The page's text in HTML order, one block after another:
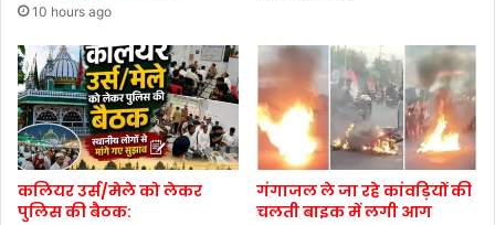
10 hours ago
कलियर उर्स/मेले को लेकर
पुलिस की बैठक:
गंगाजल ले जा रहे कांवड़ियों की
चलती बाइक में लगी आग